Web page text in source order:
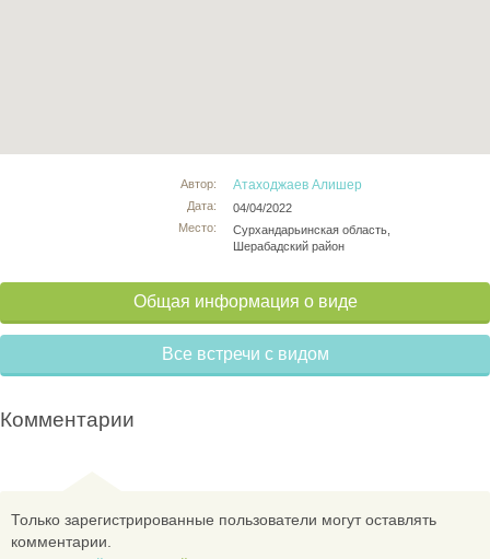
Автор:
Дата:
Место:
Атаходжаев Алишер
04/04/2022
Сурхандарьинская область,
Шерабадский район
Общая информация о виде
Все встречи с видом
Комментарии
Только зарегистрированные пользователи могут оставлять
комментарии.